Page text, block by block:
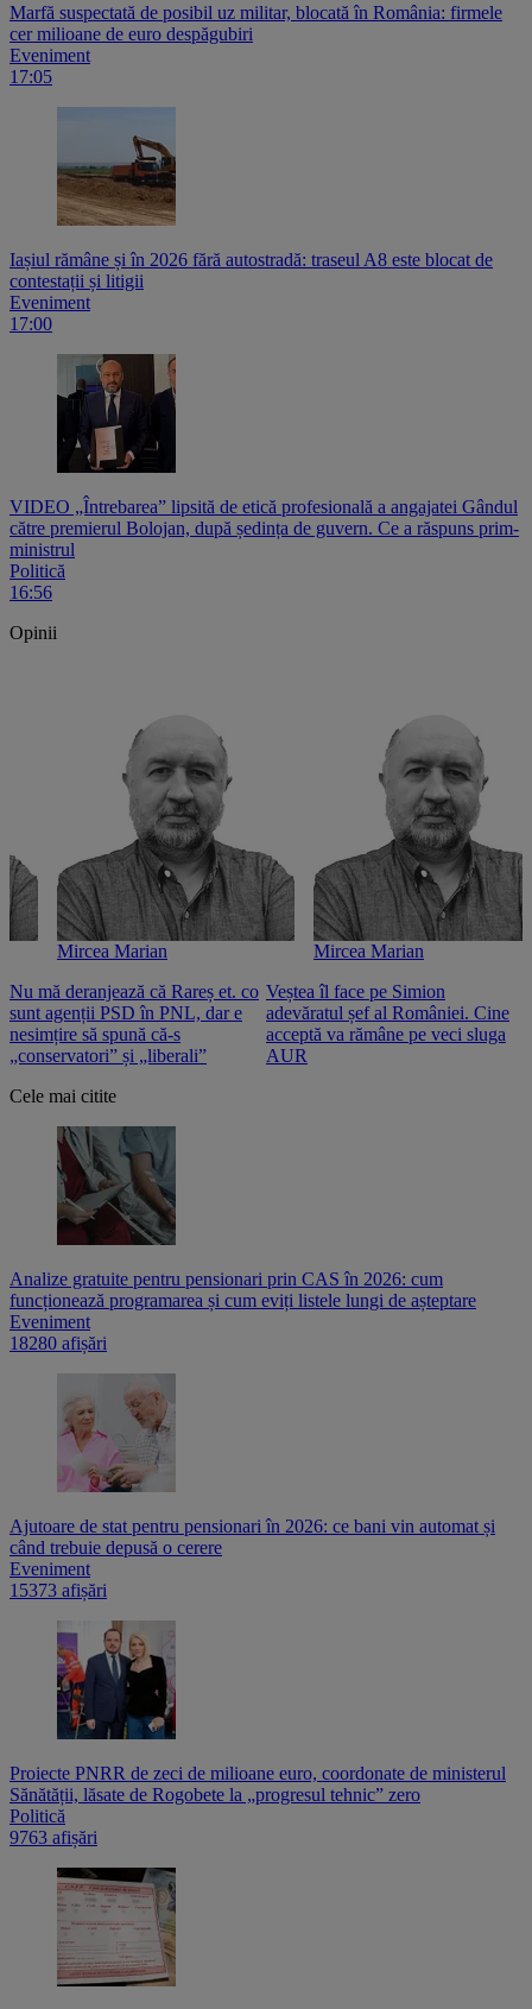
Marfă suspectată de posibil uz militar, blocată în România: firmele
cer milioane de euro despăgubiri
Eveniment
17:05
Iașiul rămâne și în 2026 fără autostradă: traseul A8 este blocat de
contestații și litigii
Eveniment
17:00
VIDEO „Întrebarea” lipsită de etică profesională a angajatei Gândul
către premierul Bolojan, după ședința de guvern. Ce a răspuns prim-
ministrul
Politică
16:56
Opinii
Mircea Marian
Nu mă deranjează că Rareș et. co
sunt agenții PSD în PNL, dar e
nesimțire să spună că-s
„conservatori” și „liberali”
Mircea Marian
Veștea îl face pe Simion
adevăratul șef al României. Cine
acceptă va rămâne pe veci sluga
AUR
Cele mai citite
Analize gratuite pentru pensionari prin CAS în 2026: cum
funcționează programarea și cum eviți listele lungi de așteptare
Eveniment
18280 afișări
Ajutoare de stat pentru pensionari în 2026: ce bani vin automat și
când trebuie depusă o cerere
Eveniment
15373 afișări
Proiecte PNRR de zeci de milioane euro, coordonate de ministerul
Sănătății, lăsate de Rogobete la „progresul tehnic” zero
Politică
9763 afișări